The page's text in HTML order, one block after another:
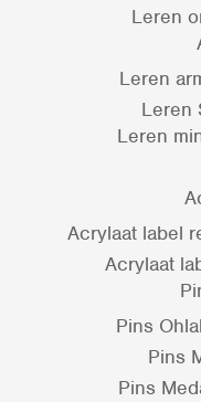
Leren
Leren
Leren
Leren
Acrylaat label
Acrylaat
Pins
Pins
Pins